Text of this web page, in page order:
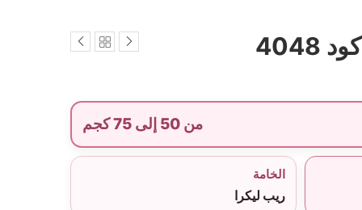
من 50 إلى 75 كجم
الخامة
ريب ليكرا